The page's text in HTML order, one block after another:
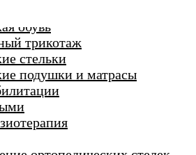
обувь
трикотаж
стельки
подушки и матрасы